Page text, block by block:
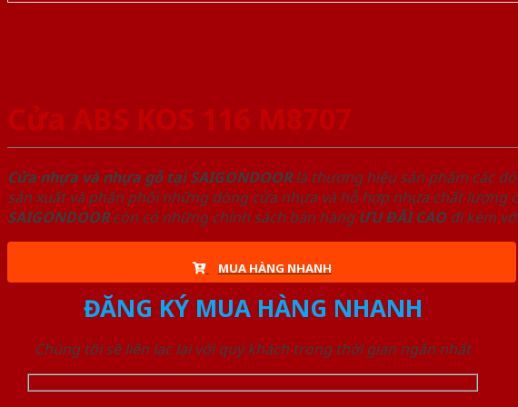
Cửa ABS KOS 116 M8707
Cửa nhựa và nhựa gỗ tại SAIGONDOORlà thương hiệu sản phẩm các
sản xuất và phân phối những dòng cửa nhựa và hỗ hợp nhựa chất
SAIGONDOORcòn có những chính sách bán hàng ƯU ĐÃI CAOđi kèm
MUA HÀNG NHANH
ĐĂNG KÝ MUA HÀNG NHANH
Chúng tôi sẽ liên lạc lại với quý khách trong thời gian ngắn nhất